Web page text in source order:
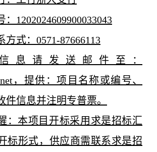
：1202024609900033043
方式：0571-87666113
息请发送邮件至：
，提供：项目名称或编号、
件信息并注明专普票。
：本项目开标采用求是招标汇
标形式，供应商需联系求是招